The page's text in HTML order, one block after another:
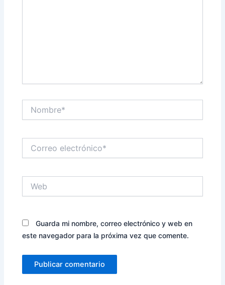
electrónico*
Guarda mi nombre, correo electrónico y web en
este navegador para la próxima vez que comente.